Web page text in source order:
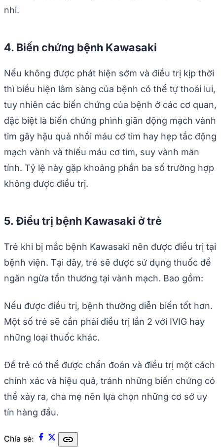
nhi.
4. Biến chứng bệnh Kawasaki
Nếu không được phát hiện sớm và điều trị kịp thời
thì biểu hiện lâm sàng của bệnh có thể tự thoái lui,
tuy nhiên các biến chứng của bệnh ở các cơ quan,
đặc biệt là biến chứng phình giãn động mạch vành
tim gây hậu quả nhồi máu cơ tim hay hẹp tắc động
mạch vành và thiếu máu cơ tim, suy vành mãn
tính. Tỷ lệ này gặp khoảng phần ba số trường hợp
không được điều trị.
5. Điều trị bệnh Kawasaki ở trẻ
Trẻ khi bị mắc bệnh Kawasaki nên được điều trị tại
bệnh viện. Tại đây, trẻ sẽ được sử dụng thuốc để
ngăn ngừa tổn thương tại vành mạch. Bao gồm:
Nếu được điều trị, bệnh thường diễn biến tốt hơn.
Một số trẻ sẽ cần phải điều trị lần 2 với IVIG hay
những loại thuốc khác.
Để trẻ có thể được chẩn đoán và điều trị một cách
chính xác và hiệu quả, tránh những biến chứng có
thể xảy ra, cha mẹ nên lựa chọn những cơ sở uy
tín hàng đầu.
Chia sẻ: link